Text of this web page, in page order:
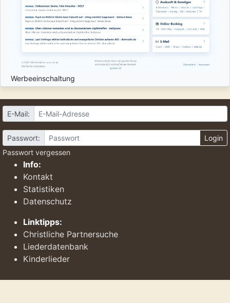
Werbeeinschaltung
E-Mail:
Passwort:
Login
Passwort vergessen
Info:
Kontakt
Statistiken
Datenschutz
Linktipps:
Christliche Partnersuche
Liederdatenbank
Kinderlieder